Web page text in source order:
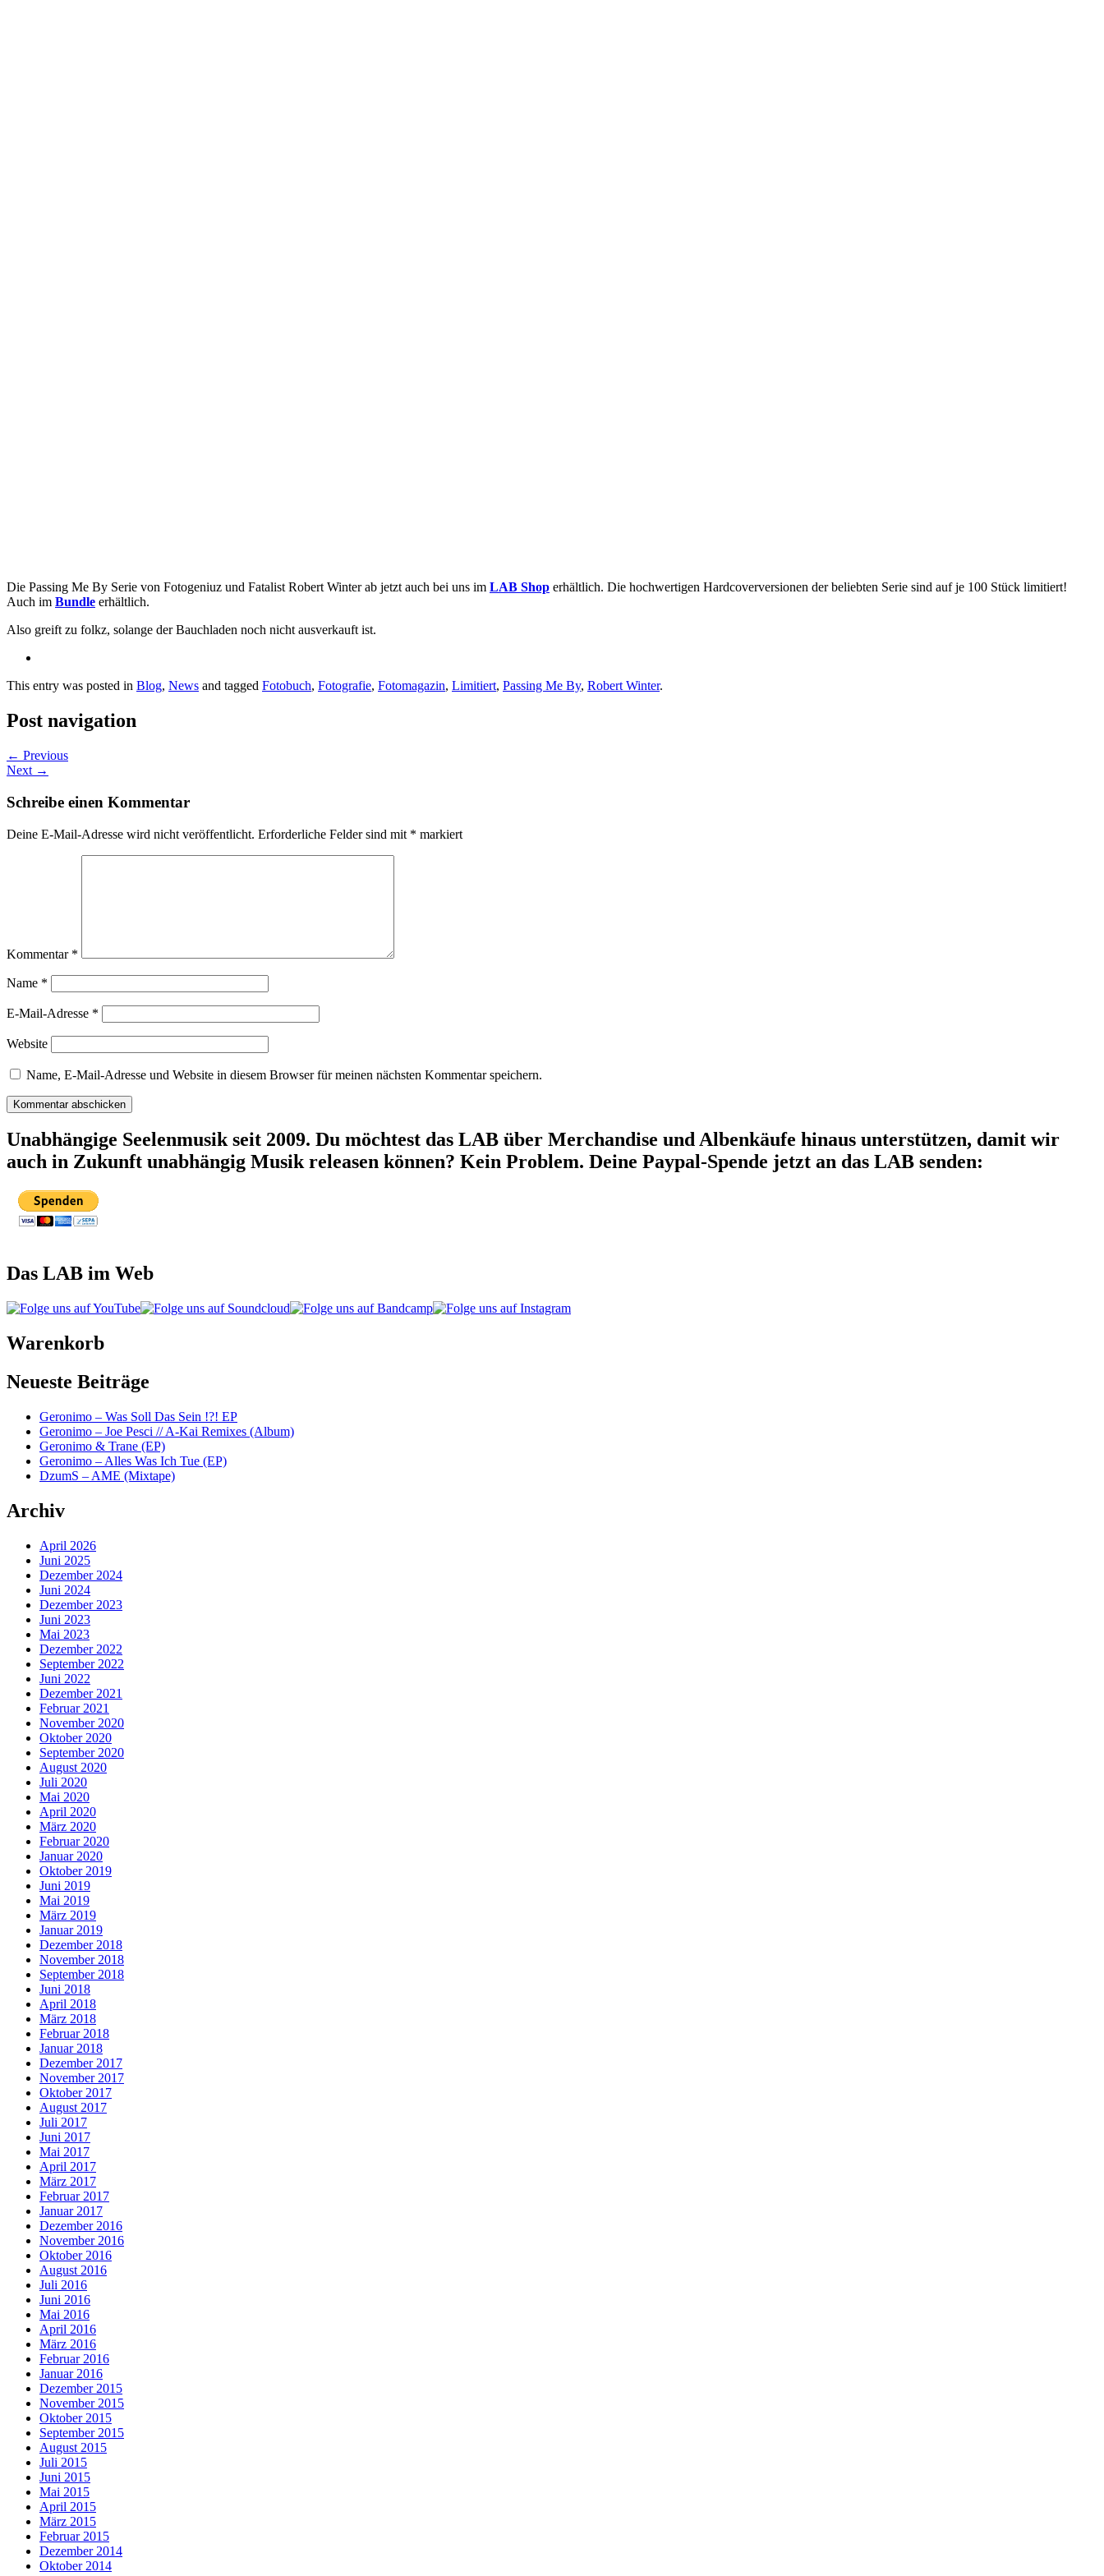
Die Passing Me By Serie von Fotogeniuz und Fatalist Robert Winter ab jetzt auch bei uns im LAB Shop erhältlich. Die hochwertigen Hardcoverversionen der beliebten Serie sind auf je 100 Stück limitiert!
Auch im Bundle erhältlich.
Also greift zu folkz, solange der Bauchladen noch nicht ausverkauft ist.
This entry was posted in Blog, News and tagged Fotobuch, Fotografie, Fotomagazin, Limitiert, Passing Me By, Robert Winter.
Post navigation
← Previous
Next →
Schreibe einen Kommentar
Deine E-Mail-Adresse wird nicht veröffentlicht. Erforderliche Felder sind mit * markiert
Kommentar *
Name *
E-Mail-Adresse *
Website
Name, E-Mail-Adresse und Website in diesem Browser für meinen nächsten Kommentar speichern.
Unabhängige Seelenmusik seit 2009. Du möchtest das LAB über Merchandise und Albenkäufe hinaus unterstützen, damit wir
auch in Zukunft unabhängig Musik releasen können? Kein Problem. Deine Paypal-Spende jetzt an das LAB senden:
Das LAB im Web
Warenkorb
Neueste Beiträge
Geronimo – Was Soll Das Sein !?! EP
Geronimo – Joe Pesci // A-Kai Remixes (Album)
Geronimo & Trane (EP)
Geronimo – Alles Was Ich Tue (EP)
DzumS – AME (Mixtape)
Archiv
April 2026
Juni 2025
Dezember 2024
Juni 2024
Dezember 2023
Juni 2023
Mai 2023
Dezember 2022
September 2022
Juni 2022
Dezember 2021
Februar 2021
November 2020
Oktober 2020
September 2020
August 2020
Juli 2020
Mai 2020
April 2020
März 2020
Februar 2020
Januar 2020
Oktober 2019
Juni 2019
Mai 2019
März 2019
Januar 2019
Dezember 2018
November 2018
September 2018
Juni 2018
April 2018
März 2018
Februar 2018
Januar 2018
Dezember 2017
November 2017
Oktober 2017
August 2017
Juli 2017
Juni 2017
Mai 2017
April 2017
März 2017
Februar 2017
Januar 2017
Dezember 2016
November 2016
Oktober 2016
August 2016
Juli 2016
Juni 2016
Mai 2016
April 2016
März 2016
Februar 2016
Januar 2016
Dezember 2015
November 2015
Oktober 2015
September 2015
August 2015
Juli 2015
Juni 2015
Mai 2015
April 2015
März 2015
Februar 2015
Dezember 2014
Oktober 2014